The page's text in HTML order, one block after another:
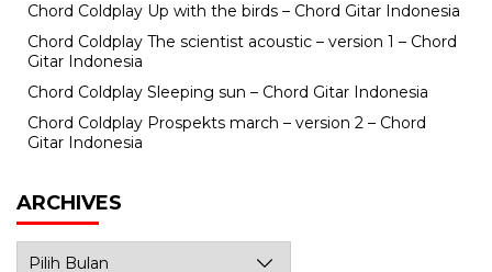
Chord Coldplay Up with the birds – Chord Gitar Indonesia
Chord Coldplay The scientist acoustic – version 1 – Chord
Gitar Indonesia
Chord Coldplay Sleeping sun – Chord Gitar Indonesia
Chord Coldplay Prospekts march – version 2 – Chord
Gitar Indonesia
ARCHIVES